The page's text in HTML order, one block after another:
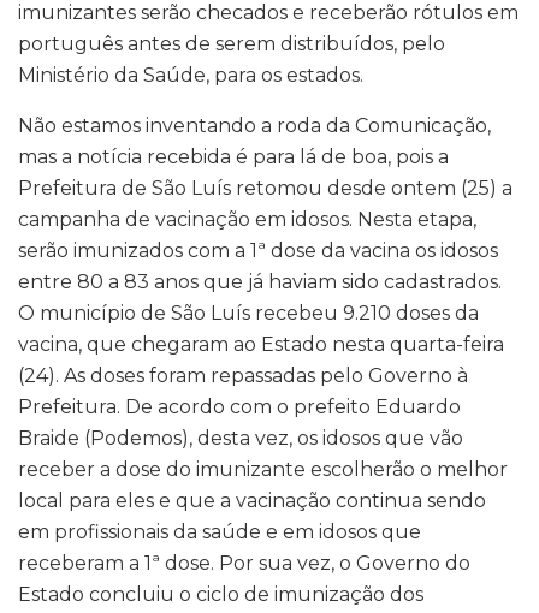
imunizantes serão checados e receberão rótulos em
português antes de serem distribuídos, pelo
Ministério da Saúde, para os estados.
Não estamos inventando a roda da Comunicação,
mas a notícia recebida é para lá de boa, pois a
Prefeitura de São Luís retomou desde ontem (25) a
campanha de vacinação em idosos. Nesta etapa,
serão imunizados com a 1ª dose da vacina os idosos
entre 80 a 83 anos que já haviam sido cadastrados.
O município de São Luís recebeu 9.210 doses da
vacina, que chegaram ao Estado nesta quarta-feira
(24). As doses foram repassadas pelo Governo à
Prefeitura. De acordo com o prefeito Eduardo
Braide (Podemos), desta vez, os idosos que vão
receber a dose do imunizante escolherão o melhor
local para eles e que a vacinação continua sendo
em profissionais da saúde e em idosos que
receberam a 1ª dose. Por sua vez, o Governo do
Estado concluiu o ciclo de imunização dos